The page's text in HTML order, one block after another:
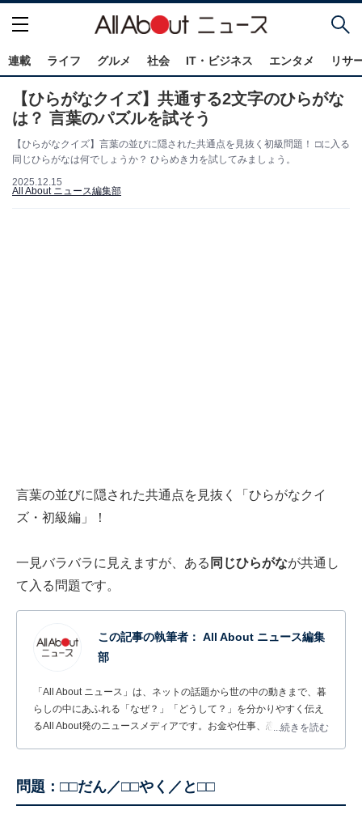
連載 ライフ グルメ 社会 IT・ビジネス エンタメ リサ
【ひらがなクイズ】共通する2文字のひらがな
は？ 言葉のパズルを試そう
【ひらがなクイズ】言葉の並びに隠された共通点を見抜く初級問題！ □に入る
同じひらがなは何でしょうか？ ひらめき力を試してみましょう。
2025.12.15
All About ニュース編集部
言葉の並びに隠された共通点を見抜く「ひらがなクイ
ズ・初級編」！
一見バラバラに見えますが、ある 同じひらがなが共通し
て入る問題です。
この記事の執筆者： All About ニュース編集
部
「All About ニュース」は、ネットの話題から世の中の動きまで、暮
らしの中にあふれる「なぜ？」「どうして？」を分かりやすく伝え
るAll About発のニュースメディアです。お金や仕事、恋愛、ITに関
...続きを読む
問題：□□だん／□□やく／と□□